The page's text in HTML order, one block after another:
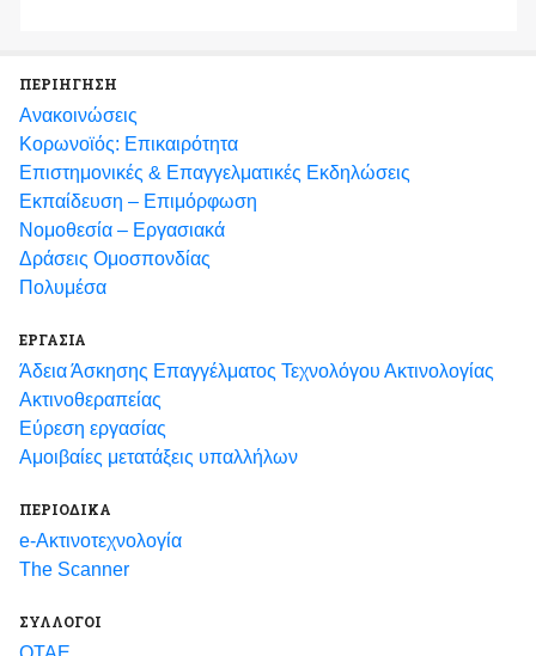
ΠΕΡΙΗΓΗΣΗ
Ανακοινώσεις
Κορωνοϊός: Επικαιρότητα
Eπιστημονικές & Επαγγελματικές Eκδηλώσεις
Εκπαίδευση – Επιμόρφωση
Νομοθεσία – Εργασιακά
Δράσεις Ομοσπονδίας
Πολυμέσα
ΕΡΓΑΣΙΑ
Άδεια Άσκησης Επαγγέλματος Τεχνολόγου Ακτινολογίας
Ακτινοθεραπείας
Εύρεση εργασίας
Αμοιβαίες μετατάξεις υπαλλήλων
ΠΕΡΙΟΔΙΚΑ
e-Ακτινοτεχνολογία
The Scanner
ΣΥΛΛΟΓΟΙ